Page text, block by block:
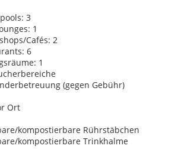
3
1
Cafés: 2
6
1
(gegen Gebühr)
Ort
kompostierbare Rührstäbchen
kompostierbare Trinkhalme